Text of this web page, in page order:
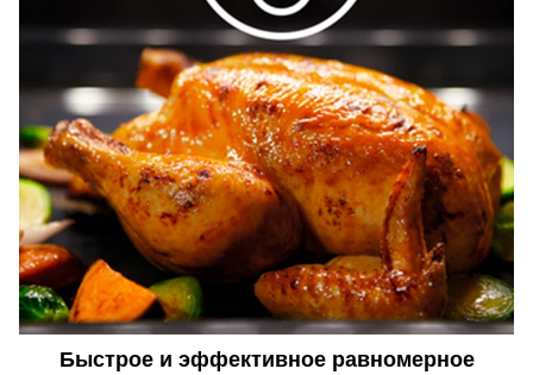
Быстрое и эффективное равномерное